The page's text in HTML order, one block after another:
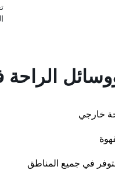
ووسائل
خارجي
في جميع المناطق